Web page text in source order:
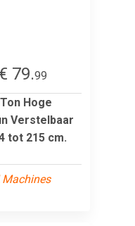
€ 79.99
Hoge
Verstelbaar
tot 215 cm.
Machines